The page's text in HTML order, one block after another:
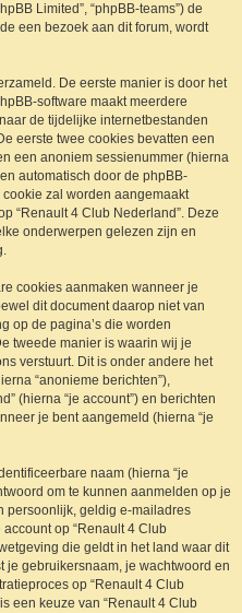
Limited”, “phpBB-teams”) de
een bezoek aan dit forum, wordt
De eerste manier is door het
software maakt meerdere
de tijdelijke internetbestanden
eerste twee cookies bevatten een
een anoniem sessienummer (hierna
automatisch door de phpBB-
zal worden aangemaakt
“Renault 4 Club Nederland”. Deze
onderwerpen gelezen zijn en
cookies aanmaken wanneer je
dit document daarop niet van
op de pagina’s die worden
tweede manier is waarin wij je
verstuurt. Dit is onder andere het
“anonieme berichten”),
(hierna “je account”) en berichten
je bent aangemeld (hierna “je
naam (hierna “je
om te kunnen aanmelden op je
persoonlijk, geldig e-mailadres
op “Renault 4 Club
die geldt in het land waar dit
je gebruikersnaam, je wachtwoord en
op “Renault 4 Club
een keuze van “Renault 4 Club